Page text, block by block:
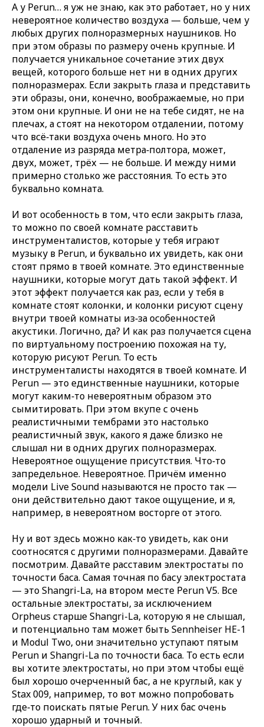
А у Perun… я уж не знаю, как это работает, но у них
невероятное количество воздуха — больше, чем у
любых других полноразмерных наушников. Но
при этом образы по размеру очень крупные. И
получается уникальное сочетание этих двух
вещей, которого больше нет ни в одних других
полноразмерах. Если закрыть глаза и представить
эти образы, они, конечно, воображаемые, но при
этом они крупные. И они не на тебе сидят, не на
плечах, а стоят на некотором отдалении, потому
что всё‑таки воздуха очень много. Но это
отдаление из разряда метра‑полтора, может,
двух, может, трёх — не больше. И между ними
примерно столько же расстояния. То есть это
буквально комната.
И вот особенность в том, что если закрыть глаза,
то можно по своей комнате расставить
инструменталистов, которые у тебя играют
музыку в Perun, и буквально их увидеть, как они
стоят прямо в твоей комнате. Это единственные
наушники, которые могут дать такой эффект. И
этот эффект получается как раз, если у тебя в
комнате стоят колонки, и колонки рисуют сцену
внутри твоей комнаты из‑за особенностей
акустики. Логично, да? И как раз получается сцена
по виртуальному построению похожая на ту,
которую рисуют Perun. То есть
инструменталисты находятся в твоей комнате. И
Perun — это единственные наушники, которые
могут каким‑то невероятным образом это
сымитировать. При этом вкупе с очень
реалистичными тембрами это настолько
реалистичный звук, какого я даже близко не
слышал ни в одних других полноразмерах.
Невероятное ощущение присутствия. Что‑то
запредельное. Невероятное. Причём именно
модели Live Sound называются не просто так —
они действительно дают такое ощущение, и я,
например, в невероятном восторге от этого.
Ну и вот здесь можно как‑то увидеть, как они
соотносятся с другими полноразмерами. Давайте
посмотрим. Давайте расставим электростаты по
точности баса. Самая точная по басу электростата
— это Shangri-La, на втором месте Perun V5. Все
остальные электростаты, за исключением
Orpheus старше Shangri-La, которую я не слышал,
и потенциально там может быть Sennheiser HE-1
и Modul Two, они значительно уступают пятым
Perun и Shangri-La по точности баса. То есть если
вы хотите электростаты, но при этом чтобы ещё
был хорошо очерченный бас, а не круглый, как у
Stax 009, например, то вот можно попробовать
где‑то поискать пятые Perun. У них бас очень
хорошо ударный и точный.